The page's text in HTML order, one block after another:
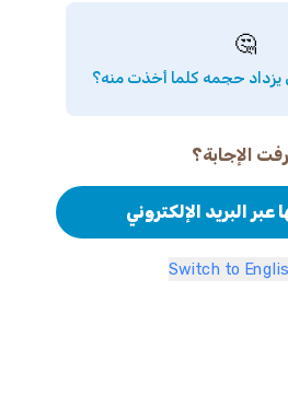
🤔
يزداد حجمه كلما أخذت منه؟
الإجابة؟
عبر البريد الإلكتروني
Switch to